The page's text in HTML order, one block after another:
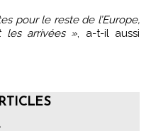
pour le reste de l’Europe,
les arrivées », a-t-il aussi